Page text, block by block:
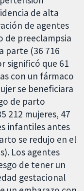
de alta
de agentes
de preeclampsia
parte (36 716
significó que 61
con un fármaco
se beneficiara
de parto
212 mujeres, 47
infantiles antes
se redujo en el
Los agentes
de tener un
gestacional